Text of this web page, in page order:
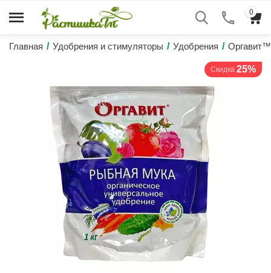
0
Главная / Удобрения и стимуляторы / Удобрения / Оргавит™
Скидка 25%